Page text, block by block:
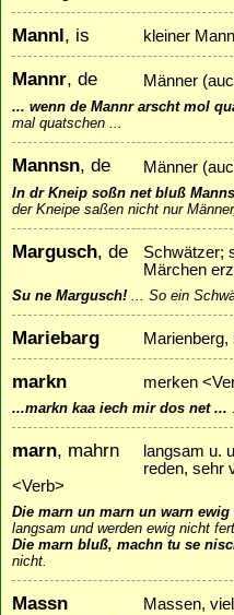
Mannl, is kleiner
Mannr, de Männer
... wenn de Mannr arscht mol
mal quatschen ...
Mannsn, de Männer
In dr Kneip soßn net bluß
der Kneipe saßen nicht nur
Margusch, de
Schwätzer;
Märchen
Su ne Margusch! So ein
Mariebarg
markn merken
...markn kaa iech mir dos net ...
marn, mahrn
langsam u.
reden, sehr
<Verb>
Die marn un marn un warn ewig
langsam und werden ewig nicht
Die marn bluß, machn tu se
nicht.
Massn Massen,